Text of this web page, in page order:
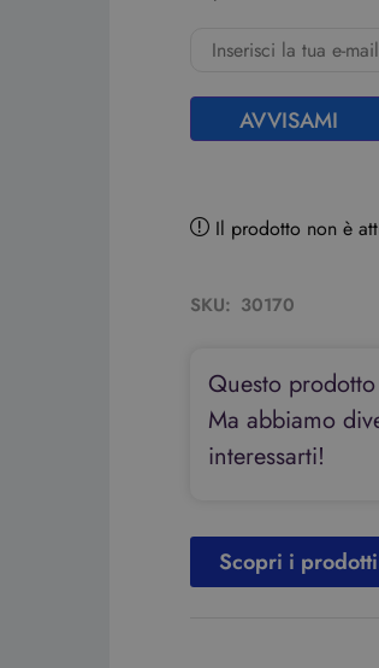
AVVISAMI
Il prodotto non è
SKU: 30170
Questo prodotto
Ma abbiamo
interessarti!
Scopri i